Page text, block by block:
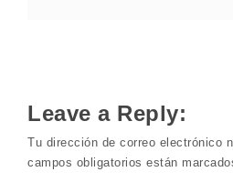
Leave a Reply:
Tu dirección de correo electrónico
campos obligatorios están